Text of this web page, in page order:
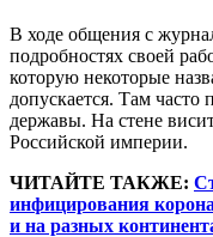
В ходе общения с
подробностях своей
которую некоторые
допускается. Там часто
державы. На стене
Российской империи.
ЧИТАЙТЕ ТАКЖЕ:
инфицирования
и на разных